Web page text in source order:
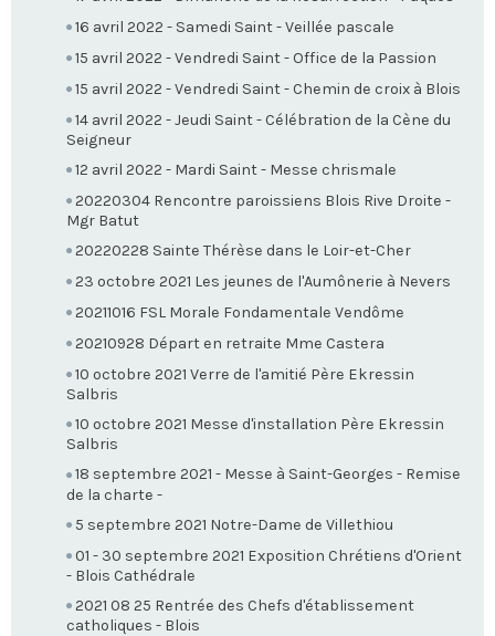
16 avril 2022 - Samedi Saint - Veillée pascale
15 avril 2022 - Vendredi Saint - Office de la Passion
15 avril 2022 - Vendredi Saint - Chemin de croix à Blois
14 avril 2022 - Jeudi Saint - Célébration de la Cène du
Seigneur
12 avril 2022 - Mardi Saint - Messe chrismale
20220304 Rencontre paroissiens Blois Rive Droite -
Mgr Batut
20220228 Sainte Thérèse dans le Loir-et-Cher
23 octobre 2021 Les jeunes de l'Aumônerie à Nevers
20211016 FSL Morale Fondamentale Vendôme
20210928 Départ en retraite Mme Castera
10 octobre 2021 Verre de l'amitié Père Ekressin
Salbris
10 octobre 2021 Messe d'installation Père Ekressin
Salbris
18 septembre 2021 - Messe à Saint-Georges - Remise
de la charte -
5 septembre 2021 Notre-Dame de Villethiou
01 - 30 septembre 2021 Exposition Chrétiens d'Orient
- Blois Cathédrale
2021 08 25 Rentrée des Chefs d'établissement
catholiques - Blois